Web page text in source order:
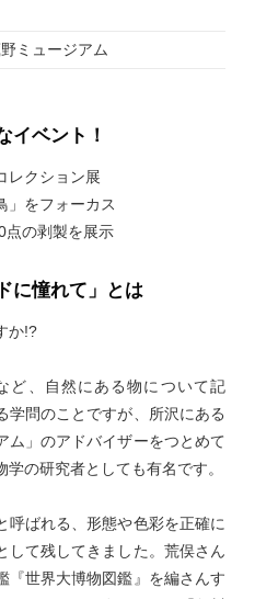
ミュージアム
イベント！
レクション展
」をフォーカス
点の剥製を展示
に憧れて」とは
か!?
ど、自然にある物について記
学問のことですが、所沢にある
ム」のアドバイザーをつとめて
の研究者としても有名です。
呼ばれる、形態や色彩を正確に
して残してきました。荒俣さん
『世界大博物図鑑』を編さんす